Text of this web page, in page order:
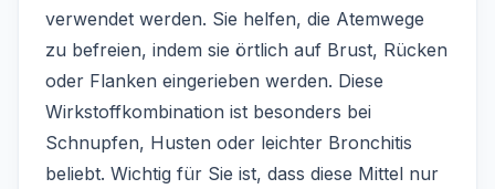
verwendet werden. Sie helfen, die Atemwege
zu befreien, indem sie örtlich auf Brust, Rücken
oder Flanken eingerieben werden. Diese
Wirkstoffkombination ist besonders bei
Schnupfen, Husten oder leichter Bronchitis
beliebt. Wichtig für Sie ist, dass diese Mittel nur